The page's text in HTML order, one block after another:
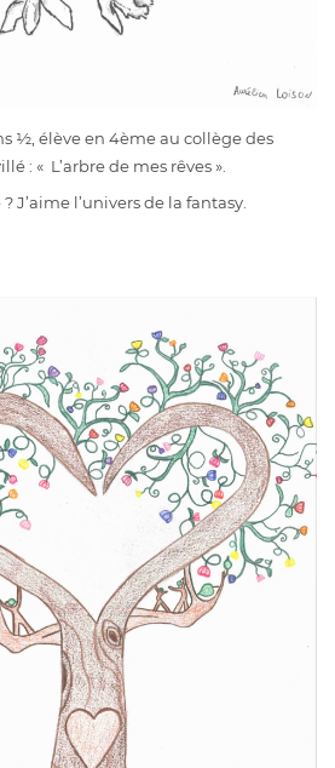
½, élève en 4ème au collège des
: « L’arbre de mes rêves ».
J’aime l’univers de la fantasy.